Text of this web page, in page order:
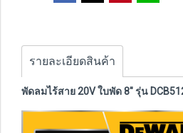
รายละเอียดสินค้า
พัดลมไร้สาย 20V ใบพัด 8" รุ่น